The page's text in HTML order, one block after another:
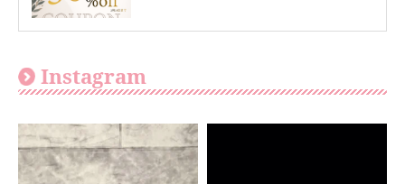
Instagram